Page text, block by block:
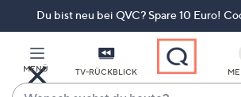
Du bist neu bei QVC? Spare 10 Euro!
MENÜ TV-RÜCKBLICK
Wonach